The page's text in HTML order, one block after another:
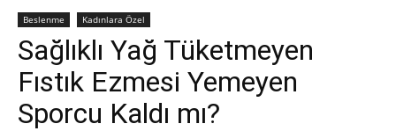
Beslenme Kadınlara Özel
Sağlıklı Yağ Tüketmeyen
Fıstık Ezmesi Yemeyen
Sporcu Kaldı mı?